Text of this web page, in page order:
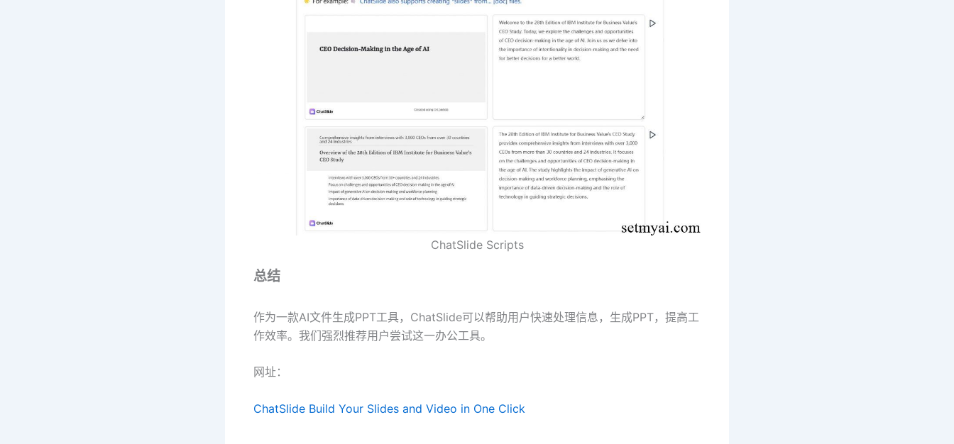
ChatSlide Scripts
总结
作为一款AI文件生成PPT工具，ChatSlide可以帮助用户快速处理信息，生成PPT，提高工
作效率。我们强烈推荐用户尝试这一办公工具。
网址：
ChatSlide Build Your Slides and Video in One Click